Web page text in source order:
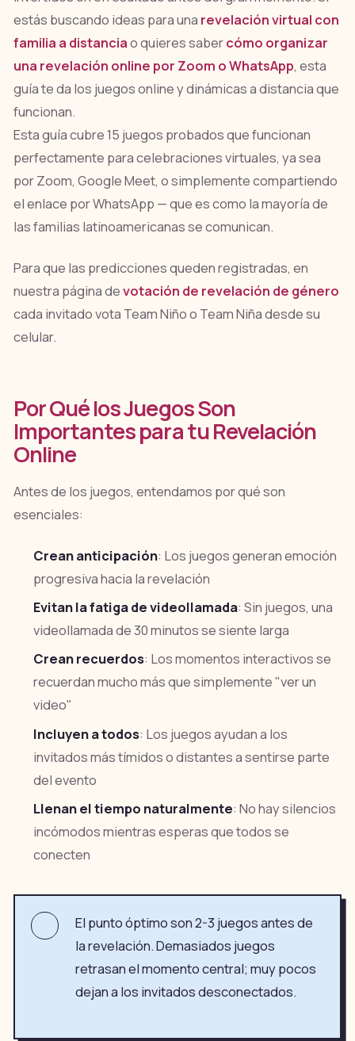
estás buscando ideas para una revelación virtual con
familia a distanciao quieres sabercómo organizar
una revelación online por Zoom o WhatsApp, esta
guía te da los juegos online y dinámicas a distancia que
funcionan.
Esta guía cubre 15 juegos probados que funcionan
perfectamente para celebraciones virtuales, ya sea
por Zoom, Google Meet, o simplemente compartiendo
el enlace por WhatsApp — que es como la mayoría de
las familias latinoamericanas se comunican.
Para que las predicciones queden registradas, en
nuestra página devotación de revelación de género
cada invitado vota Team Niño o Team Niña desde su
celular.
Por Qué los Juegos Son
Importantes para tu Revelación
Online
Antes de los juegos, entendamos por qué son
esenciales:
Crean anticipación: Los juegos generan emoción
progresiva hacia la revelación
Evitan la fatiga de videollamada: Sin juegos, una
videollamada de 30 minutos se siente larga
Crean recuerdos: Los momentos interactivos se
recuerdan mucho más que simplemente "ver un
video"
Incluyen a todos: Los juegos ayudan a los
invitados más tímidos o distantes a sentirse parte
del evento
Llenan el tiempo naturalmente: No hay silencios
incómodos mientras esperas que todos se
conecten
El punto óptimo son 2-3 juegos antes de
la revelación. Demasiados juegos
retrasan el momento central; muy pocos
dejan a los invitados desconectados.